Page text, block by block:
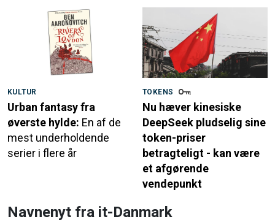
KULTUR
Urban fantasy fra
øverste hylde: En af de
mest underholdende
serier i flere år
TOKENS
Nu hæver kinesiske
DeepSeek pludselig sine
token-priser
betragteligt - kan være
et afgørende
vendepunkt
Navnenyt fra it-Danmark